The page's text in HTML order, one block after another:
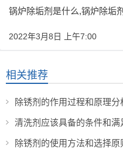
锅炉除垢剂是什么,锅炉除垢
2022年3月8日 上午7:00
相关推荐
除锈剂的作用过程和原理分
清洗剂应该具备的条件和满
除锈剂的使用方法和选择原